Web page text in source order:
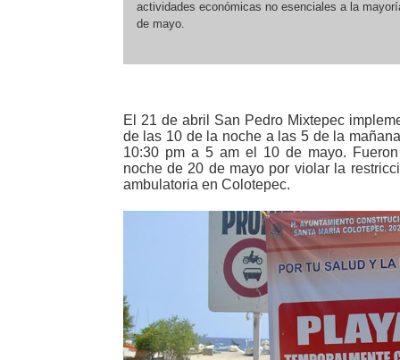
actividades económicas no esenciales a la
de mayo.
El 21 de abril San Pedro Mixtepec
de las 10 de la noche a las 5 de la
10:30 pm a 5 am el 10 de mayo.
noche de 20 de mayo por violar la
ambulatoria en Colotepec.